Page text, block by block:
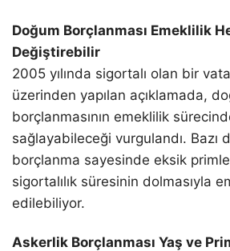
Doğum Borçlanması Emeklilik
Değiştirebilir
2005 yılında sigortalı olan bir
üzerinden yapılan açıklamada,
borçlanmasının emeklilik
sağlayabileceği vurgulandı. Bazı
borçlanma sayesinde eksik
sigortalılık süresinin dolmasıyla
edilebiliyor.
Askerlik Borçlanması Yaş ve